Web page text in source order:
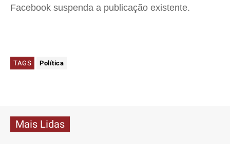
Facebook suspenda a publicação existente.
TAGS Política
Mais Lidas